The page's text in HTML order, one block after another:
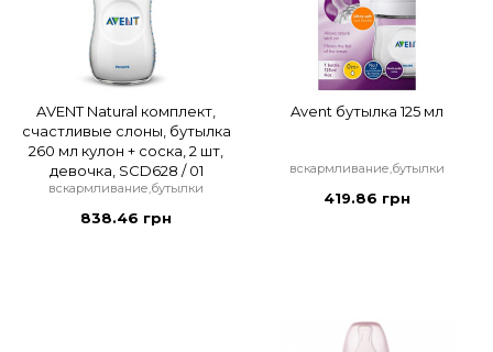
AVENT Natural комплект,
счастливые слоны, бутылка
260 мл кулон + соска, 2 шт,
девочка, SCD628 / 01
вскармливание,бутылки
838.46 грн
Avent бутылка 125 мл
вскармливание,бутылки
419.86 грн